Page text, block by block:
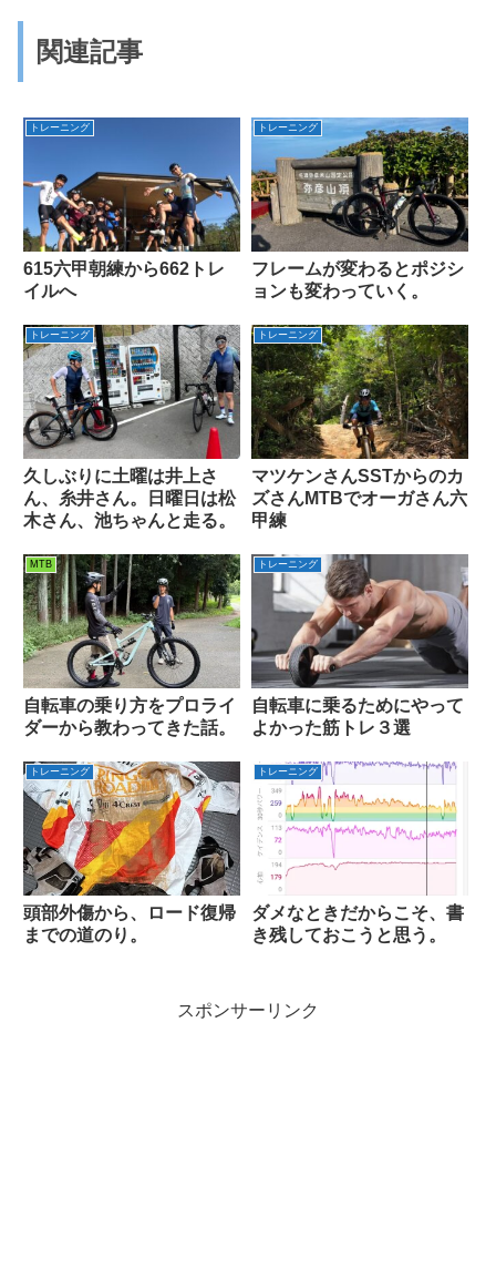
関連記事
トレーニング
615六甲朝練から662トレ
イルへ
トレーニング
フレームが変わるとポジシ
ョンも変わっていく。
トレーニング
久しぶりに土曜は井上さ
ん、糸井さん。日曜日は松
木さん、池ちゃんと走る。
トレーニング
マツケンさんSSTからのカ
ズさんMTBでオーガさん六
甲練
MTB
自転車の乗り方をプロライ
ダーから教わってきた話。
トレーニング
自転車に乗るためにやって
よかった筋トレ３選
トレーニング
頭部外傷から、ロード復帰
までの道のり。
トレーニング
ダメなときだからこそ、書
き残しておこうと思う。
スポンサーリンク